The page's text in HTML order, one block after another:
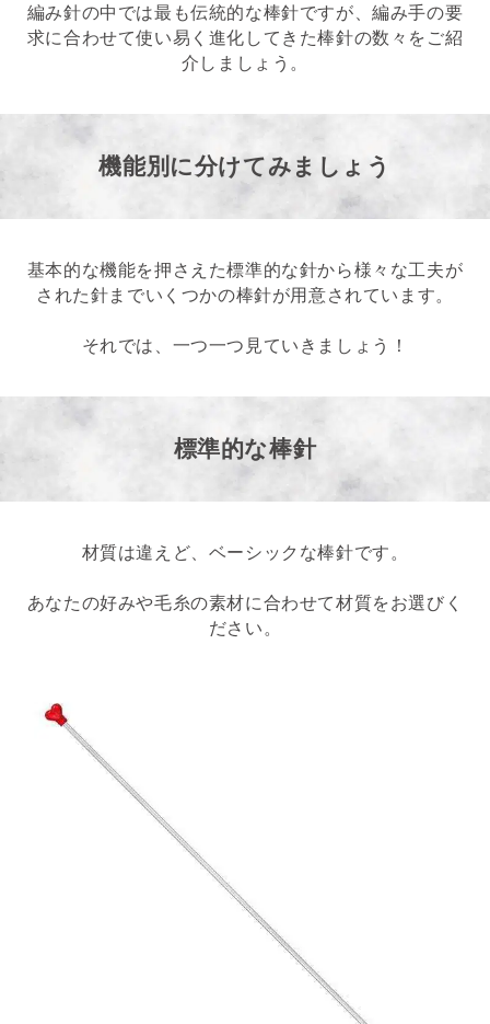
編み針の中では最も伝統的な棒針ですが、編み手の要
求に合わせて使い易く進化してきた棒針の数々をご紹
介しましょう。
機能別に分けてみましょう
基本的な機能を押さえた標準的な針から様々な工夫が
された針までいくつかの棒針が用意されています。
それでは、一つ一つ見ていきましょう！
標準的な棒針
材質は違えど、ベーシックな棒針です。
あなたの好みや毛糸の素材に合わせて材質をお選びく
ださい。